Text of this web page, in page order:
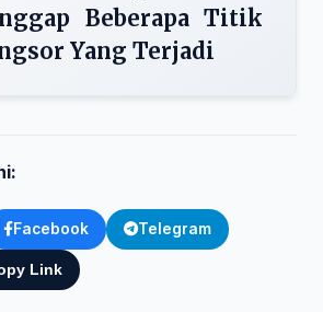
Beberapa Titik
Yang Terjadi
Facebook Telegram
Link